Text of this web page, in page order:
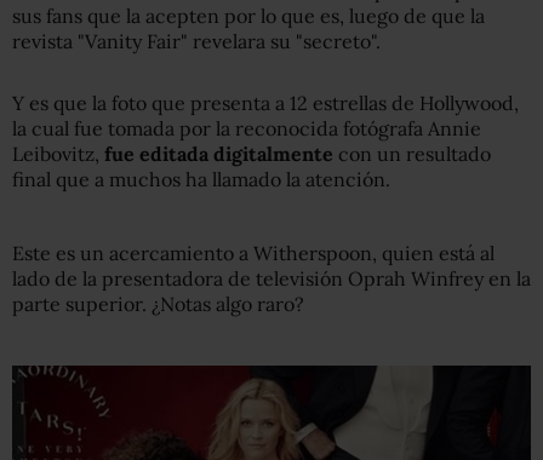
sus fans que la acepten por lo que es, luego de que la
revista "Vanity Fair" revelara su "secreto".
Y es que la foto que presenta a 12 estrellas de Hollywood,
la cual fue tomada por la reconocida fotógrafa Annie
Leibovitz, fue editada digitalmente con un resultado
final que a muchos ha llamado la atención.
Este es un acercamiento a Witherspoon, quien está al
lado de la presentadora de televisión Oprah Winfrey en la
parte superior. ¿Notas algo raro?